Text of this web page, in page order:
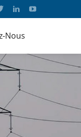
Nous